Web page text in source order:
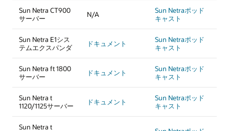
Sun Netra CT900
サーバー
N/A
Sun Netraポッド
キャスト
Sun Netra E1シス
テムエクスパンダ
ドキュメント
Sun Netraポッド
キャスト
Sun Netra ft 1800
サーバー
ドキュメント
Sun Netraポッド
キャスト
Sun Netra t
1120/1125サーバー
ドキュメント
Sun Netraポッド
キャスト
Sun Netra t